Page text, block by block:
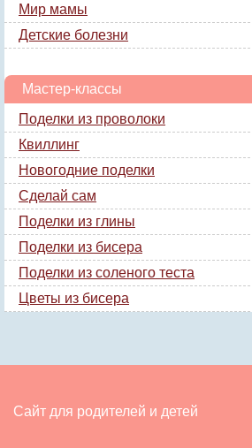
Мир мамы
Детские болезни
Мастер-классы
Поделки из проволоки
Квиллинг
Новогодние поделки
Сделай сам
Поделки из глины
Поделки из бисера
Поделки из соленого теста
Цветы из бисера
Сайт для родителей и детей